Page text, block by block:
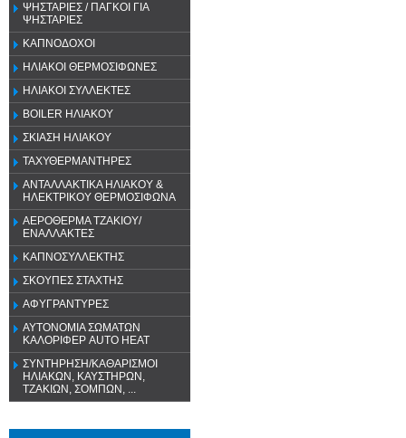
ΨΗΣΤΑΡΙΕΣ / ΠΑΓΚΟΙ ΓΙΑ
ΨΗΣΤΑΡΙΕΣ
ΚΑΠΝΟΔΟΧΟΙ
ΗΛΙΑΚΟΙ ΘΕΡΜΟΣΙΦΩΝΕΣ
ΗΛΙΑΚΟΙ ΣΥΛΛΕΚΤΕΣ
BOILER ΗΛΙΑΚΟΥ
ΣΚΙΑΣΗ ΗΛΙΑΚΟΥ
ΤΑΧΥΘΕΡΜΑΝΤΗΡΕΣ
ΑΝΤΑΛΛΑΚΤΙΚΑ ΗΛΙΑΚΟΥ &
ΗΛΕΚΤΡΙΚΟΥ ΘΕΡΜΟΣΙΦΩΝΑ
ΑΕΡΟΘΕΡΜΑ ΤΖΑΚΙΟΥ/
ΕΝΑΛΛΑΚΤΕΣ
ΚΑΠΝΟΣΥΛΛΕΚΤΗΣ
ΣΚΟΥΠΕΣ ΣΤΑΧΤΗΣ
ΑΦΥΓΡΑΝΤΥΡΕΣ
ΑΥΤΟΝΟΜΙΑ ΣΩΜΑΤΩΝ
ΚΑΛΟΡΙΦΕΡ AUTO HEAT
ΣΥΝΤΗΡΗΣΗ/ΚΑΘΑΡΙΣΜΟΙ
ΗΛΙΑΚΩΝ, ΚΑΥΣΤΗΡΩΝ,
ΤΖΑΚΙΩΝ, ΣΟΜΠΩΝ, ...